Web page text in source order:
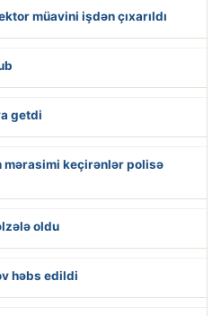
müavini işdən çıxarıldı
getdi
mərasimi keçirənlər polisə
oldu
həbs edildi